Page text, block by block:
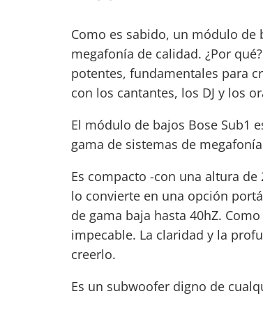
Como es sabido, un módulo de
megafonía de calidad. ¿Por
potentes, fundamentales para
con los cantantes, los DJ y los
El módulo de bajos Bose Sub1
gama de sistemas de
Es compacto -con una altura
lo convierte en una opción
de gama baja hasta 40hZ.
impecable. La claridad y la
creerlo.
Es un subwoofer digno de